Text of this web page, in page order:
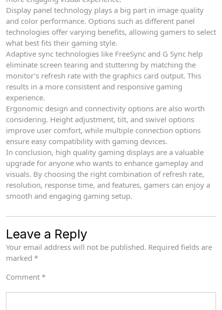
Display panel technology plays a big part in image quality
and color performance. Options such as different panel
technologies offer varying benefits, allowing gamers to select
what best fits their gaming style.
Adaptive sync technologies like FreeSync and G Sync help
eliminate screen tearing and stuttering by matching the
monitor’s refresh rate with the graphics card output. This
results in a more consistent and responsive gaming
experience.
Ergonomic design and connectivity options are also worth
considering. Height adjustment, tilt, and swivel options
improve user comfort, while multiple connection options
ensure easy compatibility with gaming devices.
In conclusion, high quality gaming displays are a valuable
upgrade for anyone who wants to enhance gameplay and
visuals. By choosing the right combination of refresh rate,
resolution, response time, and features, gamers can enjoy a
smooth and engaging gaming setup.
Leave a Reply
Your email address will not be published. Required fields are
marked *
Comment *